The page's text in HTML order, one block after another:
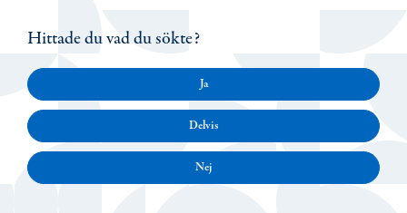
Hittade du vad du sökte?
Ja
Delvis
Nej